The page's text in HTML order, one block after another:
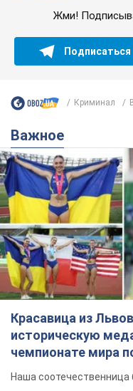
Жми!
Подписаться
Криминал
Важное
Красавица из
историческую
чемпионате мира
Видео
Наша